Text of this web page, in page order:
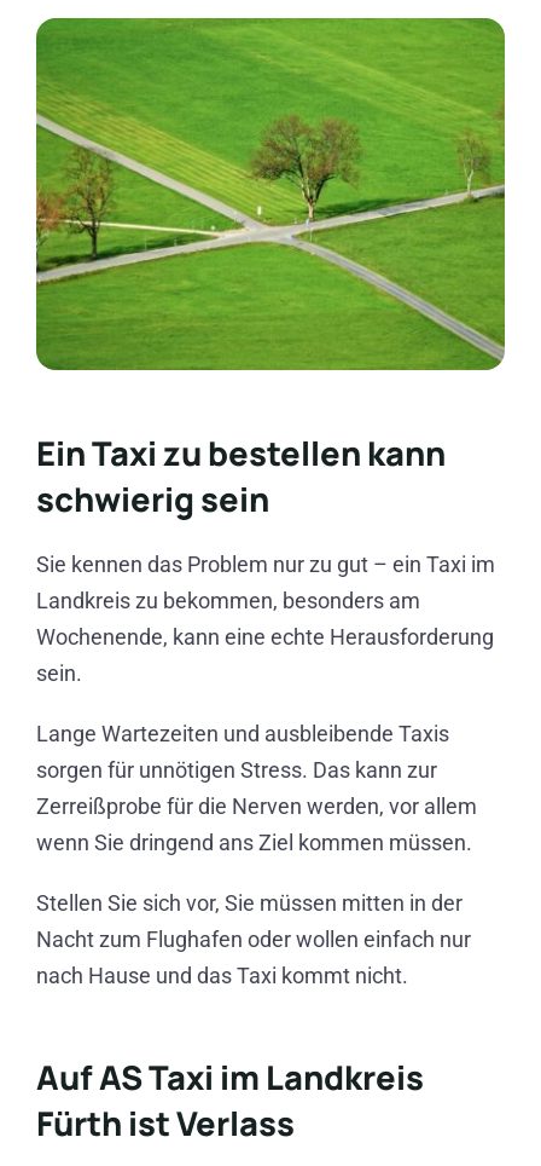
Ein Taxi zu bestellen kann
schwierig sein
Sie kennen das Problem nur zu gut – ein Taxi im
Landkreis zu bekommen, besonders am
Wochenende, kann eine echte Herausforderung
sein.
Lange Wartezeiten und ausbleibende Taxis
sorgen für unnötigen Stress. Das kann zur
Zerreißprobe für die Nerven werden, vor allem
wenn Sie dringend ans Ziel kommen müssen.
Stellen Sie sich vor, Sie müssen mitten in der
Nacht zum Flughafen oder wollen einfach nur
nach Hause und das Taxi kommt nicht.
Auf AS Taxi im Landkreis
Fürth ist Verlass